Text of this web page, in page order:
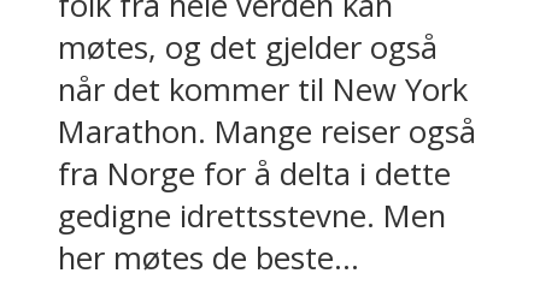
møtes, og det gjelder også
når det kommer til New York
Marathon. Mange reiser også
fra Norge for å delta i dette
gedigne idrettsstevne. Men
her møtes de beste...